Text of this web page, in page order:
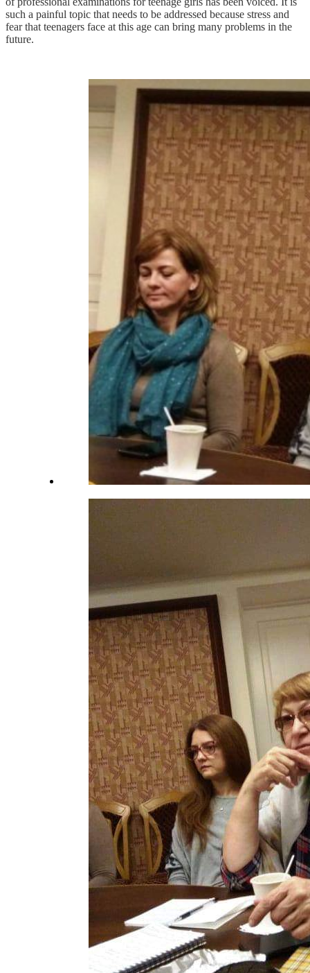
such a painful topic that needs to be addressed because stress and
fear that teenagers face at this age can bring many problems in the
future.